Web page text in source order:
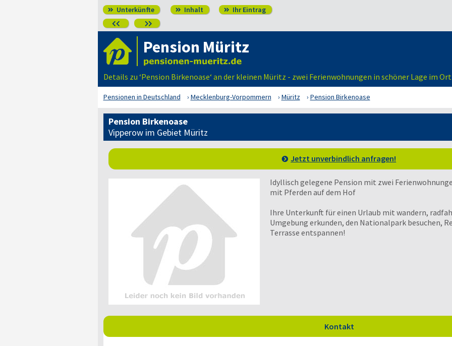
 Unterkünfte  Inhalt  Ihr Eintrag
 
Pension Müritz
Details zu ‘Pension Birkenoase‘ an der kleinen Müritz - zwei Ferienwohnungen in schöner Lage im
Pensionen in Deutschland Mecklenburg-Vorpommern Müritz Pension Birkenoase
Pension Birkenoase
Vipperow im Gebiet Müritz
Jetzt unverbindlich anfragen!
Idyllisch gelegene Pension mit zwei
mit Pferden auf dem Hof
Ihre Unterkunft für einen Urlaub mit wandern,
Umgebung erkunden, den Nationalpark besuchen,
Terrasse entspannen!
Kontakt